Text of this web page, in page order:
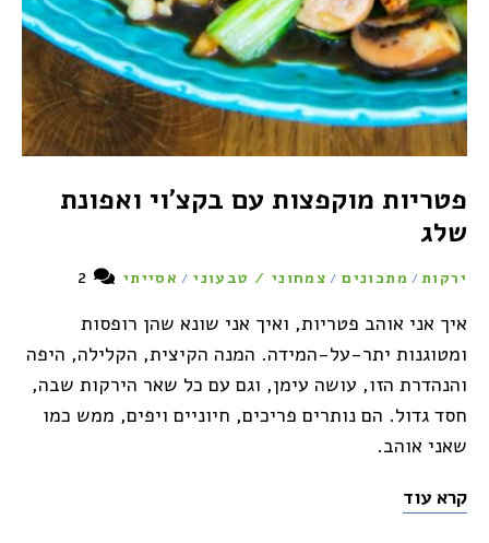
פטריות מוקפצות עם בקצ'וי ואפונת
שלג
ירקות / מתכונים / צמחוני / טבעוני / אסייתי
איך אני אוהב פטריות, ואיך אני שונא שהן רופסות
ומטוגנות יתר-על-המידה. המנה הקיצית, הקלילה, היפה
והנהדרת הזו, עושה עימן, וגם עם כל שאר הירקות שבה,
חסד גדול. הם נותרים פריכים, חיוניים ויפים, ממש כמו
שאני אוהב.
קרא עוד